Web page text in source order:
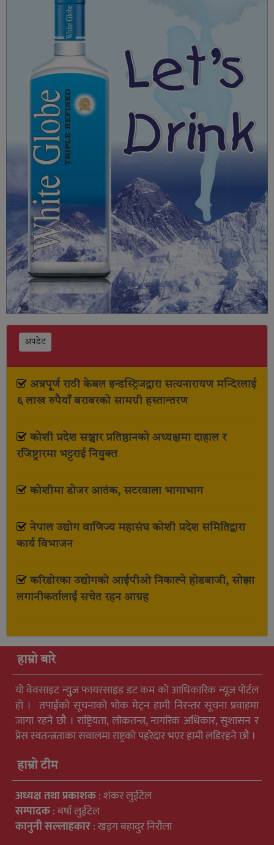
अपडेट
अन्नपूर्ण राठी केबल इन्डस्ट्रिजद्वारा सत्यनारायण मन्दिरलाई
६ लाख रुपैयाँ बराबरको सामग्री हस्तान्तरण
कोशी प्रदेश सञ्चार प्रतिष्ठानको अध्यक्षमा दाहाल र
रजिष्ट्रारमा भट्टराई नियुक्त
कोशीमा डोजर आतंक, सटरवाला भागाभाग
नेपाल उद्योग वाणिज्य महासंघ कोशी प्रदेश समितिद्वारा
कार्य विभाजन
करिडोरका उद्योगको आईपीओ निकाल्ने होडबाजी, सोझा
लगानीकर्तालाई सचेत रहन आग्रह
हाम्रो बारे
यो वेवसाइट न्युुज फायरसाइड डट कम को आधिकारिक न्यूज पोर्टल
हो । तपाईको सूचनाको भोक मेट्न हामी निरन्तर सूचना प्रवाहमा
जागा रहने छौ । राष्ट्रियता, लोकतन्त्र, नागरिक अधिकार, सुशासन र
प्रेस स्वतन्त्रताका सवालमा राष्ट्रको पहरेदार भएर हामी लडिरहने छौ ।
हाम्रो टीम
अध्यक्ष तथा प्रकाशक: शंकर लुईटेल
सम्पादक: बर्षा लुईटेल
कानुनी सल्लाहकार: खड्ग बहादुर निरौला